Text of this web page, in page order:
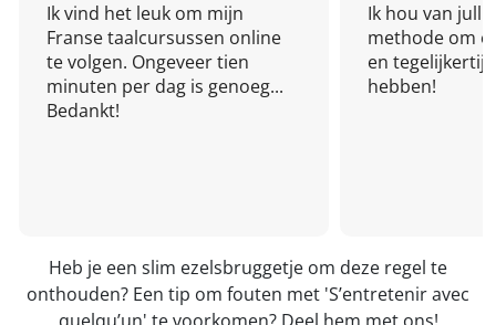
Ik vind het leuk om mijn
Franse taalcursussen online
te volgen. Ongeveer tien
minuten per dag is genoeg...
Bedankt!
Ik hou van
methode om
en
hebben!
Heb je een slim ezelsbruggetje om deze regel te
onthouden? Een tip om fouten met 'S’entretenir avec